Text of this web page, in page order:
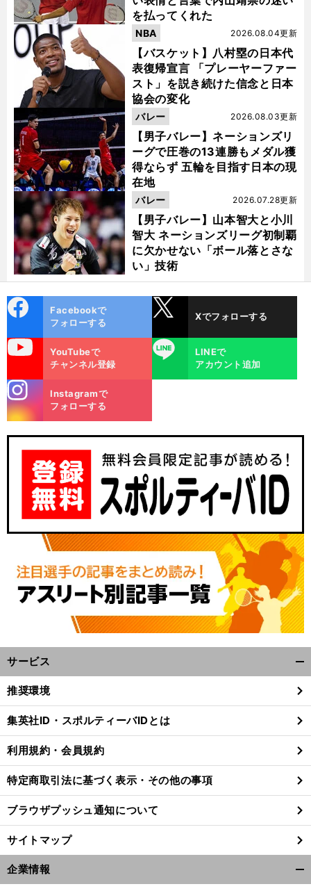
を払ってくれた
【バスケット】八村塁の日本代
表復帰宣言 「プレーヤーファー
スト」を説き続けた信念と日本
協会の変化
2026.08.04更新
NBA
【男子バレー】ネーションズリ
ーグで圧巻の13連勝もメダル獲
得ならず 五輪を目指す日本の現
在地
2026.08.03更新
バレー
【男子バレー】山本智大と小川
智大 ネーションズリーグ初制覇
に欠かせない「ボール落とさな
い」技術
2026.07.28更新
バレー
ok
Facebookで
フォローする
Xでフォローする
YouTubeで
チャンネル登録
LINE
LINEで
アカウント追加
m
Instagramで
フォローする
サービス
閉
る
推奨環境
集英社ID・スポルティーバIDとは
利用規約・会員規約
特定商取引法に基づく表示・その他の事項
ブラウザプッシュ通知について
サイトマップ
企業情報